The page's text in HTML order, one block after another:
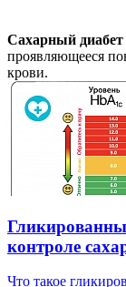
Сахарный диабет
проявляющееся
крови.
контроле
Что такое